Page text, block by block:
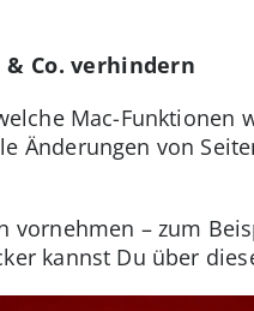
Co. verhindern
Mac-Funktionen
Änderungen von
vornehmen – zum
kannst Du über